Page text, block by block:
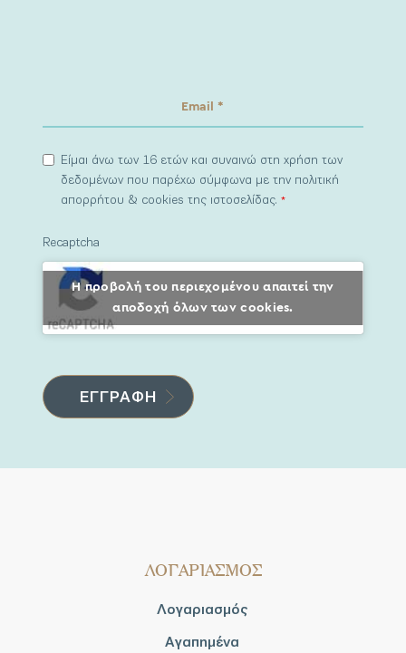
Είμαι άνω των 16 ετών και συναινώ στη χρήση των
δεδομένων που παρέχω σύμφωνα με την πολιτική
απορρήτου & cookies της ιστοσελίδας.*
Recaptcha
Η προβολή του περιεχομένου απαιτεί την
αποδοχή όλων των cookies.
ΛΟΓΑΡΙΑΣΜΟΣ
Λογαριασμός
Αγαπημένα